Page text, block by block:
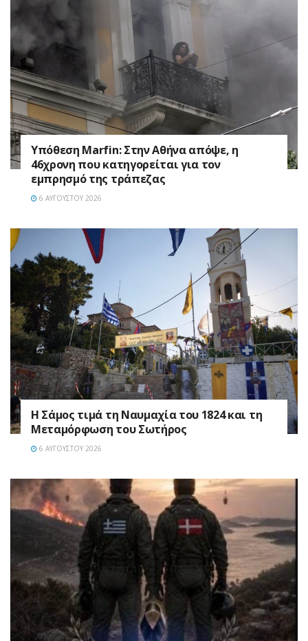
Υπόθεση Marfin: Στην Αθήνα απόψε, η
46χρονη που κατηγορείται για τον
εμπρησμό της τράπεζας
6 ΑΥΓΟΎΣΤΟΥ 2026
Η Σάμος τιμά τη Ναυμαχία του 1824 και τη
Μεταμόρφωση του Σωτήρος
6 ΑΥΓΟΎΣΤΟΥ 2026